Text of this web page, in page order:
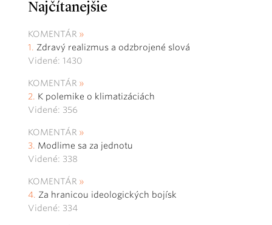
Najčítanejšie
KOMENTÁR
Zdravý realizmus a odzbrojené slová
Videné: 1430
KOMENTÁR
K polemike o klimatizáciách
Videné: 356
KOMENTÁR
Modlime sa za jednotu
Videné: 338
KOMENTÁR
Za hranicou ideologických bojísk
Videné: 334